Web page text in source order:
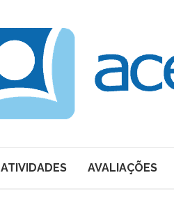
ATIVIDADES AVALIAÇÕES